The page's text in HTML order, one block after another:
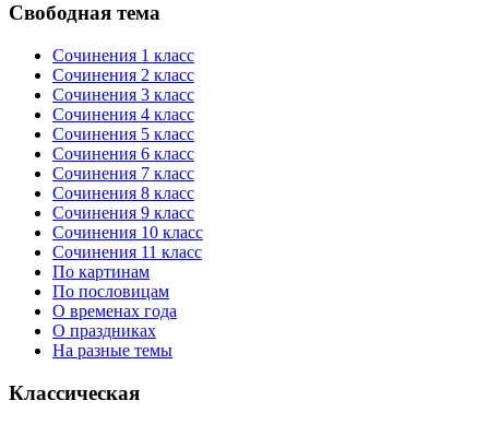
Свободная тема
Сочинения 1 класс
Сочинения 2 класс
Сочинения 3 класс
Сочинения 4 класс
Сочинения 5 класс
Сочинения 6 класс
Сочинения 7 класс
Сочинения 8 класс
Сочинения 9 класс
Сочинения 10 класс
Сочинения 11 класс
По картинам
По пословицам
О временах года
О праздниках
На разные темы
Классическая